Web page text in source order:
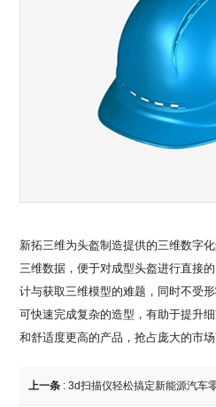
新拓三维为头盔制造提供的三维数字
三维数据，便于对成型头盔进行直接
计与获取三维模型的难题，同时不受
可快速完成复杂的造型，有助于提升
和舒适度更高的产品，抢占庞大的市场
上一条 :3d扫描仪轻松搞定新能源汽车